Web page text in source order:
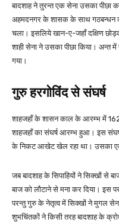
बादशाह ने तुरन्त एक सेना उसका
अहमदनगर के शासक के साथ गठबन्धन
चला। इसलिये खान-ए-जहाँ दक्षिण
शाही सेना ने उसका पीछा किया। अन्त
गया।
गुरु हरगोविंद से संघर्ष
शाहजहाँ के शासन काल के आरम्भ में
शाहजहाँ का संघर्ष आरम्भ हुआ। इस
के निकट आखेट खेल रहा था। उसका
जब बादशाह के सिपाहियों ने सिक्खों से
बाज को लौटाने से मना कर दिया। इस
परन्तु गुरु के नेतृत्व में सिक्खों ने मुगल
शुभचिंतकों ने किसी तरह बादशाह के